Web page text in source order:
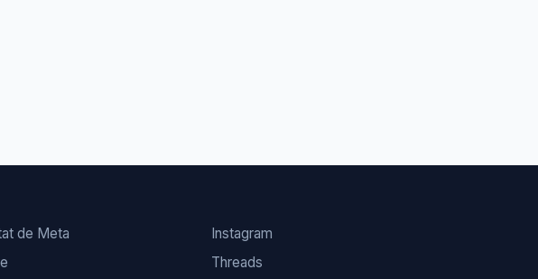
de Meta
Instagram
Threads